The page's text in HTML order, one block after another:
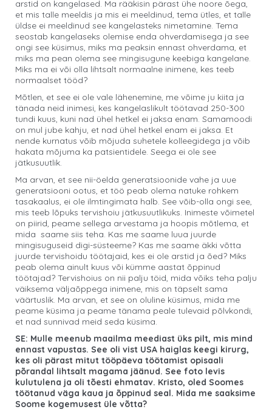
arstid on kangelased. Ma rääkisin pärast ühe noore õega,
et mis talle meeldis ja mis ei meeldinud, tema ütles, et talle
üldse ei meeldinud see kangelasteks nimetamine. Tema
seostab kangelaseks olemise enda ohverdamisega ja see
ongi see küsimus, miks ma peaksin ennast ohverdama, et
miks ma pean olema see mingisugune keebiga kangelane.
Miks ma ei või olla lihtsalt normaalne inimene, kes teeb
normaalset tööd?
Mõtlen, et see ei ole vale lähenemine, me võime ju kiita ja
tänada neid inimesi, kes kangelaslikult töötavad 250-300
tundi kuus, kuni nad ühel hetkel ei jaksa enam. Samamoodi
on mul jube kahju, et nad ühel hetkel enam ei jaksa. Et
nende kurnatus võib mõjuda suhetele kolleegidega ja võib
hakata mõjuma ka patsientidele. Seega ei ole see
jätkusuutlik.
Ma arvan, et see nii-öelda generatsioonide vahe ja uue
generatsiooni ootus, et töö peab olema natuke rohkem
tasakaalus, ei ole ilmtingimata halb. See võib-olla ongi see,
mis teeb lõpuks tervishoiu jätkusuutlikuks. Inimeste võimetel
on piirid, peame sellega arvestama ja hoopis mõtlema, et
mida saame siis teha. Kas me saame luua juurde
mingisuguseid digi-süsteeme? Kas me saame äkki võtta
juurde tervishoidu töötajaid, kes ei ole arstid ja õed? Miks
peab olema ainult kuus või kümme aastat õppinud
töötajad? Tervishoius on nii palju töid, mida võiks teha palju
väiksema väljaõppega inimene, mis on täpselt sama
väärtuslik. Ma arvan, et see on oluline küsimus, mida me
peame küsima ja peame tänama peale tulevaid põlvkondi,
et nad sunnivad meid seda küsima.
SE: Mulle meenub maailma meediast üks pilt, mis mind
ennast vapustas. See oli vist USA haiglas keegi kirurg,
kes oli pärast mitut tööpäeva töötamist opisaali
põrandal lihtsalt magama jäänud. See foto levis
kulutulena ja oli tõesti ehmatav. Kristo, oled Soomes
töötanud väga kaua ja õppinud seal. Mida me saaksime
Soome kogemusest üle võtta?